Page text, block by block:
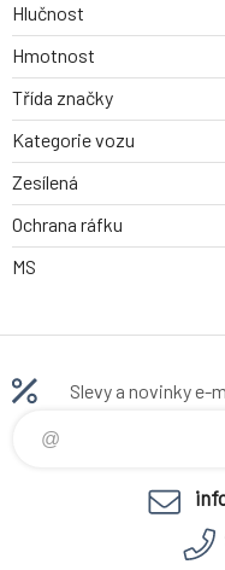
Hlučnost
Hmotnost
Třída značky
Kategorie vozu
Zesílená
Ochrana ráfku
MS
Slevy a novinky e-